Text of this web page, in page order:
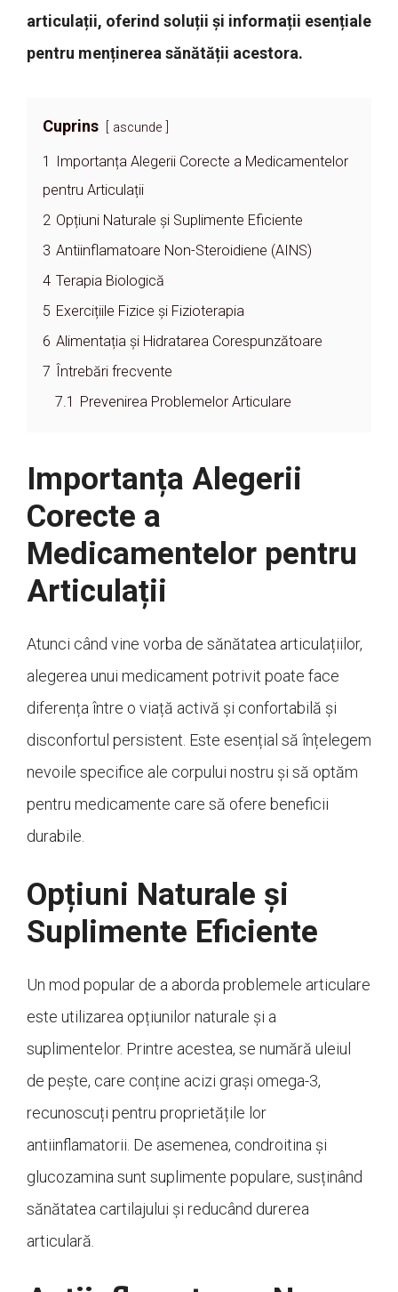
articulații, oferind soluții și informații esențiale
pentru menținerea sănătății acestora.
Cuprins ascunde
1
Importanța Alegerii Corecte a Medicamentelor
pentru Articulații
2 Opțiuni Naturale și Suplimente Eficiente
3 Antiinflamatoare Non-Steroidiene (AINS)
4 Terapia Biologică
5 Exercițiile Fizice și Fizioterapia
6 Alimentația și Hidratarea Corespunzătoare
7
Întrebări frecvente
7.1
Prevenirea Problemelor Articulare
Importanța Alegerii
Corecte a
Medicamentelor pentru
Articulații
Atunci când vine vorba de sănătatea articulațiilor,
alegerea unui medicament potrivit poate face
diferența între o viață activă și confortabilă și
disconfortul persistent. Este esențial să înțelegem
nevoile specifice ale corpului nostru și să optăm
pentru medicamente care să ofere beneficii
durabile.
Opțiuni Naturale și
Suplimente Eficiente
Un mod popular de a aborda problemele articulare
este utilizarea opțiunilor naturale și a
suplimentelor. Printre acestea, se numără uleiul
de pește, care conține acizi grași omega-3,
recunoscuți pentru proprietățile lor
antiinflamatorii. De asemenea, condroitina și
glucozamina sunt suplimente populare, susținând
sănătatea cartilajului și reducând durerea
articulară.